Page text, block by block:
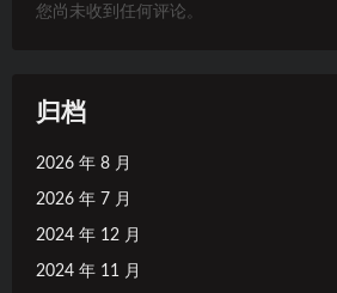
您尚未收到任何评论。
归档
2026 年 8 月
2026 年 7 月
2024 年 12 月
2024 年 11 月